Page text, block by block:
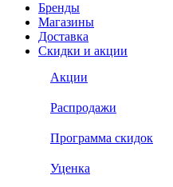
Бренды
Магазины
Доставка
Скидки и акции
Акции
Распродажи
Программа скидок
Уценка